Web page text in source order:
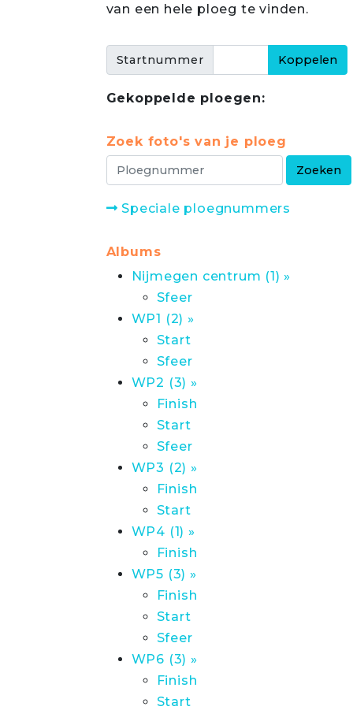
van een hele ploeg te vinden.
Startnummer
Gekoppelde ploegen:
Zoek foto's van je ploeg
Speciale ploegnummers
Albums
Nijmegen centrum (1) »
Sfeer
WP1 (2) »
Start
Sfeer
WP2 (3) »
Finish
Start
Sfeer
WP3 (2) »
Finish
Start
WP4 (1) »
Finish
WP5 (3) »
Finish
Start
Sfeer
WP6 (3) »
Finish
Start